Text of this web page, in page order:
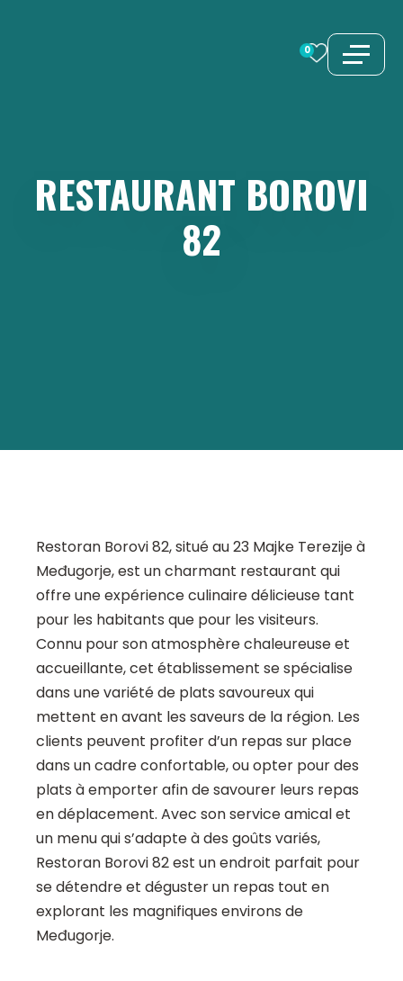
0
RESTAURANT BOROVI
82
Restoran Borovi 82, situé au 23 Majke Terezije à
Međugorje, est un charmant restaurant qui
offre une expérience culinaire délicieuse tant
pour les habitants que pour les visiteurs.
Connu pour son atmosphère chaleureuse et
accueillante, cet établissement se spécialise
dans une variété de plats savoureux qui
mettent en avant les saveurs de la région. Les
clients peuvent profiter d’un repas sur place
dans un cadre confortable, ou opter pour des
plats à emporter afin de savourer leurs repas
en déplacement. Avec son service amical et
un menu qui s’adapte à des goûts variés,
Restoran Borovi 82 est un endroit parfait pour
se détendre et déguster un repas tout en
explorant les magnifiques environs de
Međugorje.